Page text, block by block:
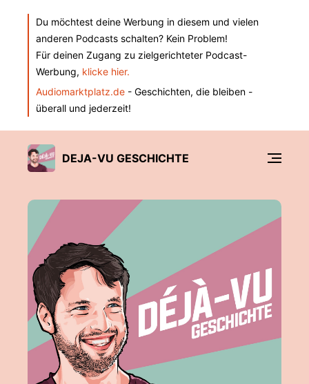
Du möchtest deine Werbung in diesem und vielen
anderen Podcasts schalten? Kein Problem!
Für deinen Zugang zu zielgerichteter Podcast-
Werbung, klicke hier.
Audiomarktplatz.de - Geschichten, die bleiben -
überall und jederzeit!
DEJA-VU GESCHICHTE